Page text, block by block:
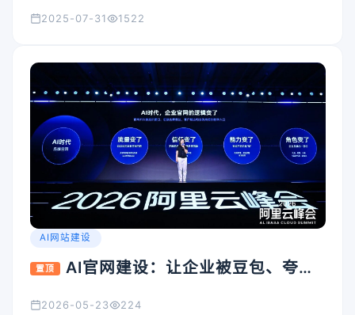
2025-07-31 1522
AI网站建设
置顶
AI官网建设：让企业被豆包、夸
2026-05-23 224